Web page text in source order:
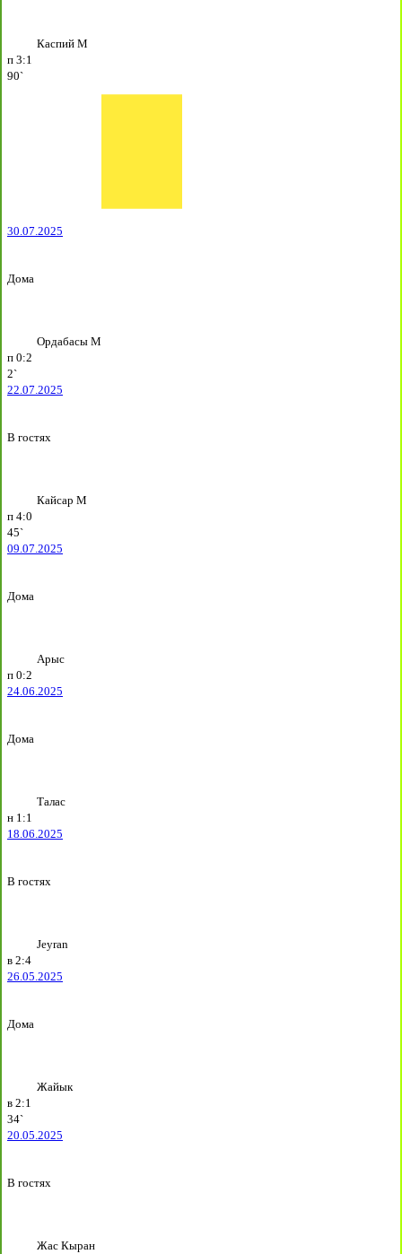
Каспий М
п 3:1
90`
30.07.2025
Дома
Ордабасы М
п 0:2
2`
22.07.2025
В гостях
Кайсар М
п 4:0
45`
09.07.2025
Дома
Арыс
п 0:2
24.06.2025
Дома
Талас
н 1:1
18.06.2025
В гостях
Jeyran
в 2:4
26.05.2025
Дома
Жайык
в 2:1
34`
20.05.2025
В гостях
Жас Кыран